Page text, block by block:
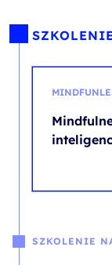
SZKOLENIE